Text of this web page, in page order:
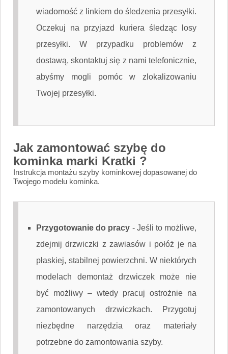
wiadomość z linkiem do śledzenia przesyłki.
Oczekuj na przyjazd kuriera śledząc losy
przesyłki. W przypadku problemów z
dostawą, skontaktuj się z nami telefonicznie,
abyśmy mogli pomóc w zlokalizowaniu
Twojej przesyłki.
Jak zamontować szybę do
kominka marki Kratki ?
Instrukcja montażu szyby kominkowej dopasowanej do
Twojego modelu kominka.
Przygotowanie do pracy - Jeśli to możliwe,
zdejmij drzwiczki z zawiasów i połóż je na
płaskiej, stabilnej powierzchni. W niektórych
modelach demontaż drzwiczek może nie
być możliwy – wtedy pracuj ostrożnie na
zamontowanych drzwiczkach. Przygotuj
niezbędne narzędzia oraz materiały
potrzebne do zamontowania szyby.